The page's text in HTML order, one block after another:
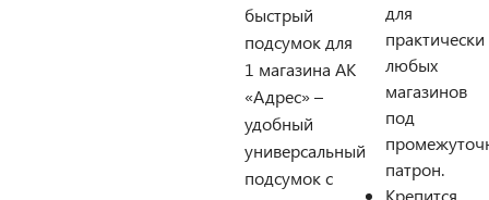
быстрый
подсумок для
1 магазина АК
«Адрес» –
удобный
универсальный
подсумок с
для
практически
любых
магазинов
под
патрон.
Крепится